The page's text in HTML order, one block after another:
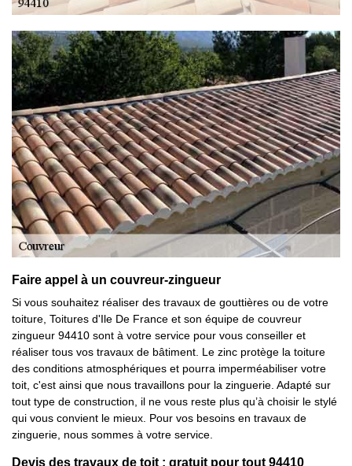
Faire appel à un couvreur-zingueur
Si vous souhaitez réaliser des travaux de gouttières ou de votre
toiture, Toitures d'Ile De France et son équipe de couvreur
zingueur 94410 sont à votre service pour vous conseiller et
réaliser tous vos travaux de bâtiment. Le zinc protège la toiture
des conditions atmosphériques et pourra imperméabiliser votre
toit, c'est ainsi que nous travaillons pour la zinguerie. Adapté sur
tout type de construction, il ne vous reste plus qu’à choisir le stylé
qui vous convient le mieux. Pour vos besoins en travaux de
zinguerie, nous sommes à votre service.
Devis des travaux de toit : gratuit pour tout 94410